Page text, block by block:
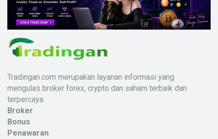
Tradingan.com merupakan layanan informasi yang
mengulas broker forex, crypto dan saham terbaik dan
terpercaya.
Broker
Bonus
Penawaran